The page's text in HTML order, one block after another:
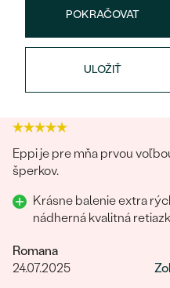
PÔVOD:
Postranné drahokamy
POČET:
ROZMERY:
ČISTOTA:
PÔVOD:
POKRAČOVAT
ULOŽIŤ
Heuréka
4.9
Eppi je pre mňa prvou
šperkov.
Krásne balenie extra
Romana
24.07.2025